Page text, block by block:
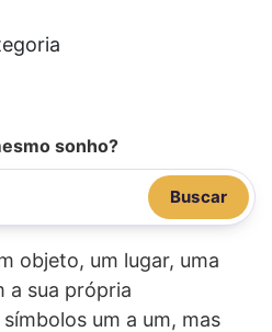
sonho?
Buscar
objeto, um lugar, uma
a sua própria
um a um, mas